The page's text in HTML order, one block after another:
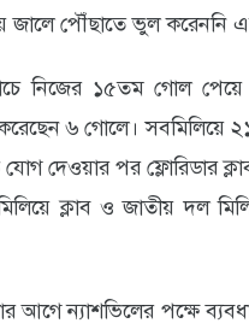
পৌঁছাতে ভুল করেননি
নিজের ১৫তম গোল পেয়ে
৬ গোলে। সবমিলিয়ে
দেওয়ার পর ফ্লোরিডার
ক্লাব ও জাতীয় দল
আগে ন্যাশভিলের পক্ষে